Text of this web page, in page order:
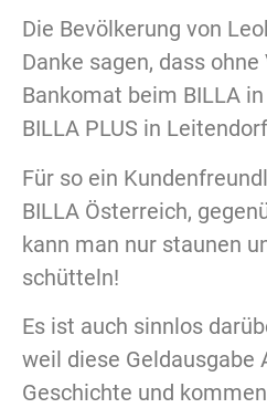
Die Bevölkerung von
Danke sagen, dass
Bankomat beim BILLA
BILLA PLUS in
Für so ein
BILLA Österreich,
kann man nur staunen
schütteln!
Es ist auch sinnlos
weil diese Geldausgabe
Geschichte und